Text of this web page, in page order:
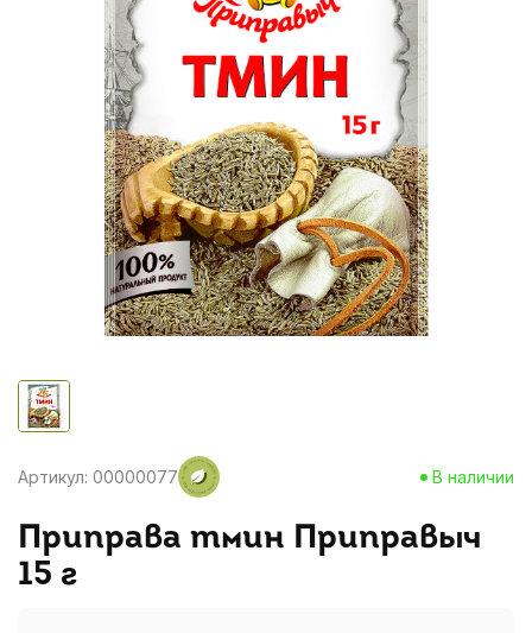
Артикул: 00000077 В наличии
Приправа тмин Приправыч
15 г